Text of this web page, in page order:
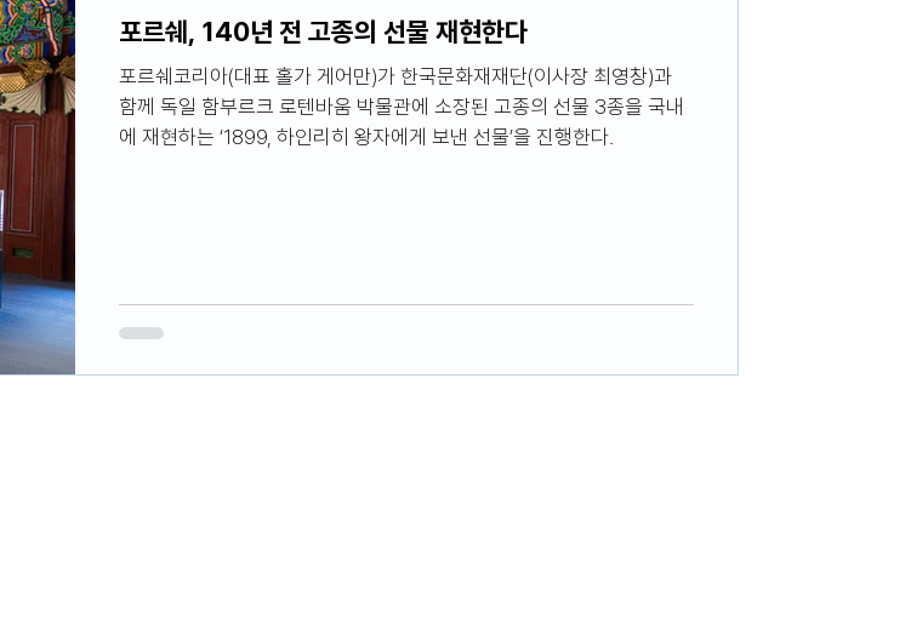
포르쉐, 140년 전 고종의 선물 재현한다
포르쉐코리아(대표 홀가 게어만)가 한국문화재재단(이사장 최영창)과
함께 독일 함부르크 로텐바움 박물관에 소장된 고종의 선물 3종을 국내
에 재현하는 ‘1899, 하인리히 왕자에게 보낸 선물’을 진행한다.